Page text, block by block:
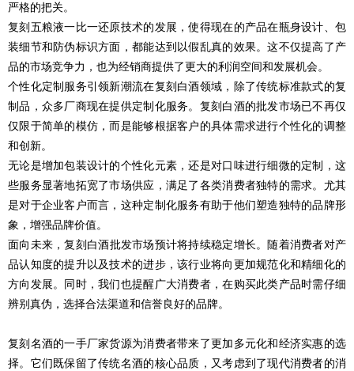
严格的把关。
复刻 五粮液一比一还原技术的发展，使得现在的产品在瓶身设计、包
装细节和防伪标识方面，都能达到以假乱真的效果。这不仅提高了产
品的市场竞争力，也为经销商提供了更大的利润空间和发展机会。
个性化定制服务引领新潮流在复刻 白酒领域，除了传统标准款式的复
制品，众多厂商现在提供定制化服务。 复刻 白酒的批发市场已不再仅
仅限于简单的模仿，而是能够根据客户的具体需求进行个性化的调整
和创新。
无论是增加包装设计的个性化元素，还是对口味进行细微的定制，这
些服务显著地拓宽了市场供应，满足了各类消费者独特的需求。尤其
是对于企业客户而言，这种定制化服务有助于他们塑造独特的品牌形
象，增强品牌价值。
面向未来，复刻 白酒批发市场预计将持续稳定增长。随着消费者对产
品认知度的提升以及技术的进步，该行业将向更加规范化和精细化的
方向发展。同时，我们也提醒广大消费者，在购买此类产品时需仔细
辨别真伪，选择合法渠道和信誉良好的品牌。
复刻 名酒的一手厂家货源为消费者带来了更加多元化和经济实惠的选
择。它们既保留了传统名酒的核心品质，又考虑到了现代消费者的消